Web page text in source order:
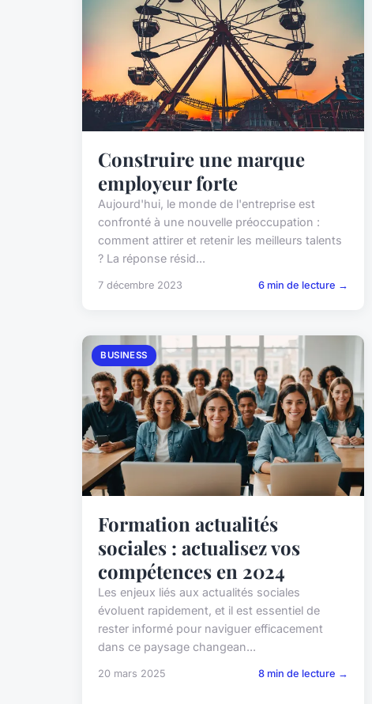
Construire une marque
employeur forte
Aujourd'hui, le monde de l'entreprise est
confronté à une nouvelle préoccupation :
comment attirer et retenir les meilleurs talents
? La réponse résid...
7 décembre 2023 6 min de lecture →
BUSINESS
Formation actualités
sociales : actualisez vos
compétences en 2024
Les enjeux liés aux actualités sociales
évoluent rapidement, et il est essentiel de
rester informé pour naviguer efficacement
dans ce paysage changean...
20 mars 2025 8 min de lecture →